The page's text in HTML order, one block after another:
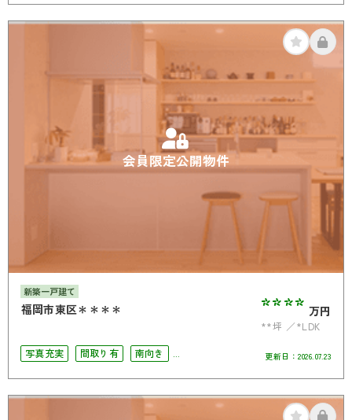
会員限定公開物件
新築一戸建て
福岡市東区＊＊＊＊ **** 万円
**坪
*LDK
写真充実
間取り有
南向き
南面バルコニー
オール電化
更新日： 2026.07.23